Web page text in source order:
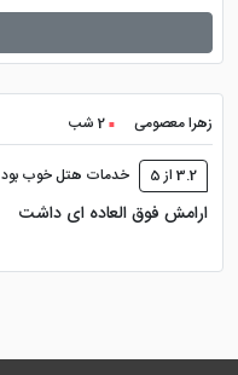
زهرا معصومی 2 شب
3.2 از 5 خدمات هتل خوب بود
ارامش فوق العاده ای داشت